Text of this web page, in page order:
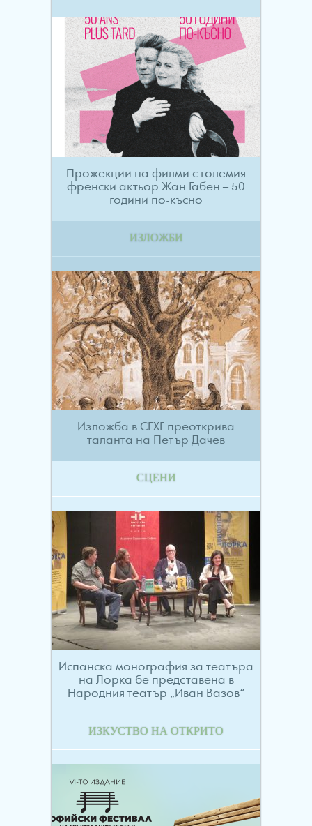
Прожекции на филми с големия
френски актьор Жан Габен – 50
години по-късно
ИЗЛОЖБИ
Изложба в СГХГ преоткрива
таланта на Петър Дачев
СЦЕНИ
Испанска монография за театъра
на Лорка бе представена в
Народния театър „Иван Вазов“
ИЗКУСТВО НА ОТКРИТО